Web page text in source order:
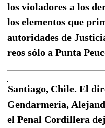
los violadores a los
los elementos que
autoridades de
reos sólo a Punta
Santiago, Chile. El
Gendarmería,
el Penal Cordillera